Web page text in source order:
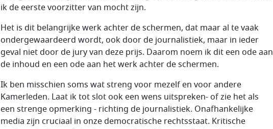
ik de eerste voorzitter van mocht zijn.
Het is dit belangrijke werk achter de schermen, dat maar al te vaak
ondergewaardeerd wordt, ook door de journalistiek, maar in ieder
geval niet door de jury van deze prijs. Daarom noem ik dit een ode aan
de inhoud en een ode aan het werk achter de schermen.
Ik ben misschien soms wat streng voor mezelf en voor andere
Kamerleden. Laat ik tot slot ook een wens uitspreken- of zie het als
een strenge opmerking - richting de journalistiek. Onafhankelijke
media zijn cruciaal in onze democratische rechtsstaat. Kritische